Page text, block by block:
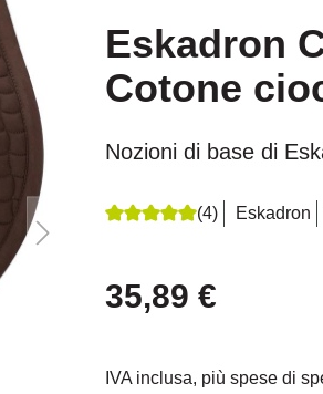
Eskadron
Cotone
Nozioni di base di
(4) Eskadron
35,89 €
IVA inclusa, più spese di